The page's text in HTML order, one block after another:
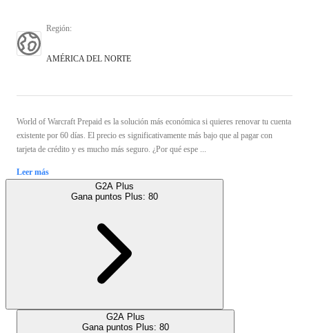
Región:
AMÉRICA DEL NORTE
World of Warcraft Prepaid es la solución más económica si quieres renovar tu cuenta
existente por 60 días. El precio es significativamente más bajo que al pagar con
tarjeta de crédito y es mucho más seguro. ¿Por qué espe ...
Leer más
G2A Plus
Gana puntos Plus: 80
G2A Plus
Gana puntos Plus: 80